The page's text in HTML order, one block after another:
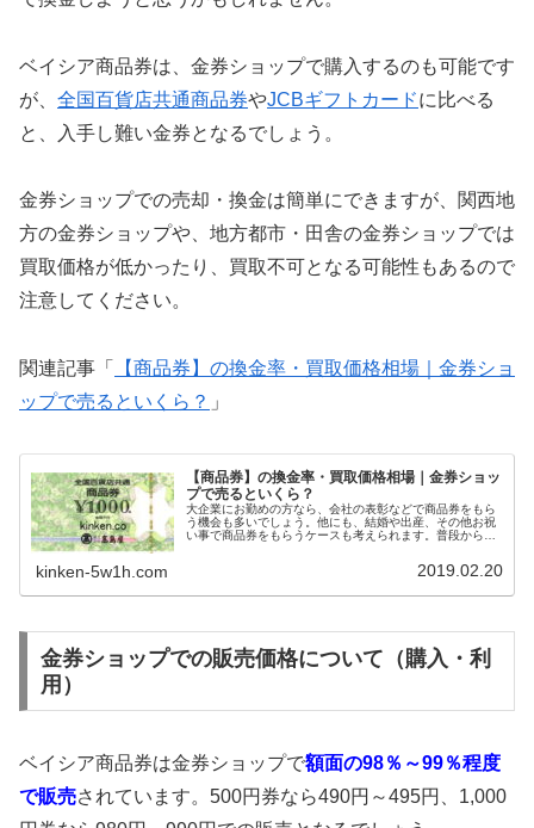
ベイシア商品券は、金券ショップで購入するのも可能です
が、 全国百貨店共通商品券やJCBギフトカードに比べる
と、入手し難い金券となるでしょう。
金券ショップでの売却・換金は簡単にできますが、関西地
方の金券ショップや、地方都市・田舎の金券ショップでは
買取価格が低かったり、買取不可となる可能性もあるので
注意してください。
関連記事「
【商品券】の換金率・買取価格相場｜金券ショ
ップで売るといくら？ 」
【商品券】の換金率・買取価格相場｜金券ショッ
プで売るといくら？
大企業にお勤めの方なら、会社の表彰などで商品券をもら
う機会も多いでしょう。他にも、結婚や出産、その他お祝
い事で商品券をもらうケースも考えられます。普段から商
めて商品券を手にする方だと、どこで使えるのかを調べる
だけでも大変だと感じるかもしれません。ある程度まとま
kinken-5w1h.com 2019.02.20
金券ショップでの販売価格について（購入・利
用）
ベイシア商品券は金券ショップで額面の98％～99％程度
で販売されています。500円券なら490円～495円、1,000